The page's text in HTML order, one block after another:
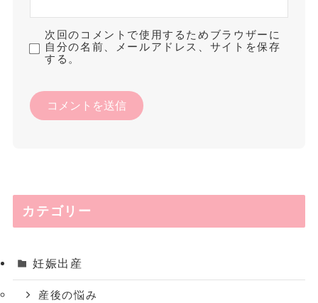
次回のコメントで使用するためブラウザーに
自分の名前、メールアドレス、サイトを保存
する。
カテゴリー
妊娠出産
産後の悩み